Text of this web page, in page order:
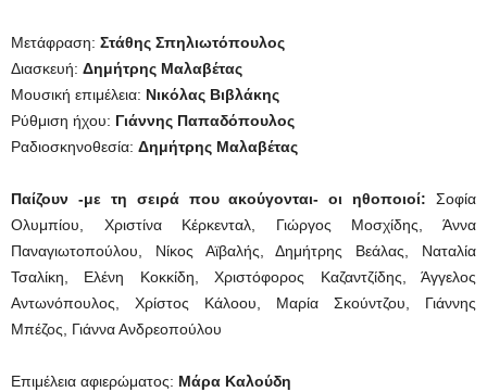
Μετάφραση: Στάθης Σπηλιωτόπουλος
Διασκευή: Δημήτρης Μαλαβέτας
Μουσική επιμέλεια: Νικόλας Βιβλάκης
Ρύθμιση ήχου: Γιάννης Παπαδόπουλος
Ραδιοσκηνοθεσία: Δημήτρης Μαλαβέτας
Παίζουν -με τη σειρά που ακούγονται- οι ηθοποιοί: Σοφία
Ολυμπίου, Χριστίνα Κέρκενταλ, Γιώργος Μοσχίδης, Άννα
Παναγιωτοπούλου, Νίκος Αϊβαλής, Δημήτρης Βεάλας, Ναταλία
Τσαλίκη, Ελένη Κοκκίδη, Χριστόφορος Καζαντζίδης, Άγγελος
Αντωνόπουλος, Χρίστος Κάλοου, Μαρία Σκούντζου, Γιάννης
Μπέζος, Γιάννα Ανδρεοπούλου
Επιμέλεια αφιερώματος: Μάρα Καλούδη